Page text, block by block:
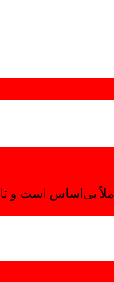
بی‌اساس است و